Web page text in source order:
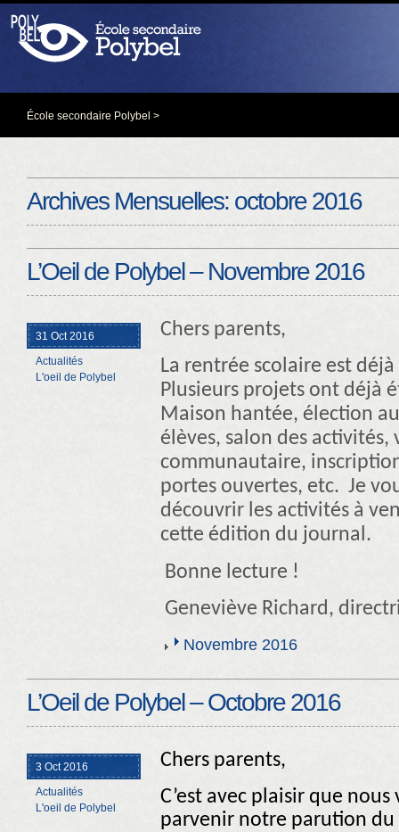
École secondaire Polybel >
Archives Mensuelles: octobre 2016
L’Oeil de Polybel – Novembre 2016
31 Oct 2016
Actualités
L'oeil de Polybel
Chers parents,
La rentrée scolaire est
Plusieurs projets ont déjà
Maison hantée, élection
élèves, salon des
communautaire,
portes ouvertes, etc. Je
découvrir les activités à
cette édition du journal.
Bonne lecture !
Geneviève Richard,
Novembre 2016
L’Oeil de Polybel – Octobre 2016
3 Oct 2016
Actualités
L'oeil de Polybel
Chers parents,
C’est avec plaisir que nous
parvenir notre parution du